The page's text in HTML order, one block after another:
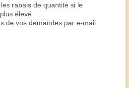
rabais de quantité si le
élevé
de vos demandes par e-mail